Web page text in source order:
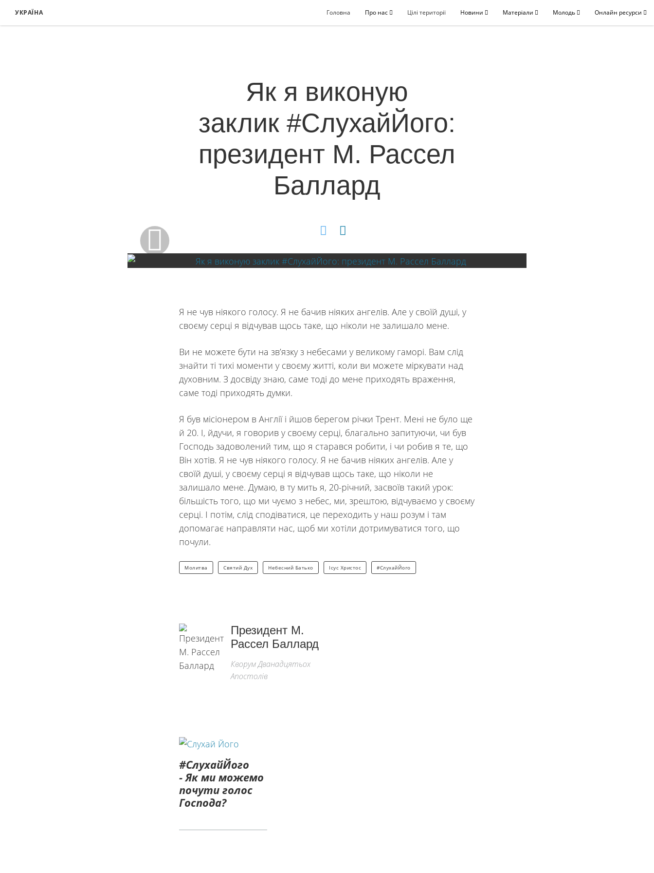
УКРАЇНА Головна Про нас Цілі території Новини Матеріали Молодь Онлайн ресурси
Як я виконую
заклик #СлухайЙого:
президент М. Рассел
Баллард
Я не чув ніякого голосу. Я не бачив ніяких ангелів. Але у своїй душі, у
своєму серці я відчував щось таке, що ніколи не залишало мене.
Ви не можете бути на зв’язку з небесами у великому гаморі. Вам слід
знайти ті тихі моменти у своєму житті, коли ви можете міркувати над
духовним. З досвіду знаю, саме тоді до мене приходять враження,
саме тоді приходять думки.
Я був місіонером в Англії і йшов берегом річки Трент. Мені не було ще
й 20. І, йдучи, я говорив у своєму серці, благально запитуючи, чи був
Господь задоволений тим, що я старався робити, і чи робив я те, що
Він хотів. Я не чув ніякого голосу. Я не бачив ніяких ангелів. Але у
своїй душі, у своєму серці я відчував щось таке, що ніколи не
залишало мене. Думаю, в ту мить я, 20-річний, засвоїв такий урок:
більшість того, що ми чуємо з небес, ми, зрештою, відчуваємо у своєму
серці. І потім, слід сподіватися, це переходить у наш розум і там
допомагає направляти нас, щоб ми хотіли дотримуватися того, що
почули.
Молитва Святий Дух Небесний Батько Ісус Христос #СлухайЙого
Президент М.
Рассел Баллард
Кворум Дванадцятьох
Апостолів
#СлухайЙого
- Як ми можемо
почути голос
Господа?